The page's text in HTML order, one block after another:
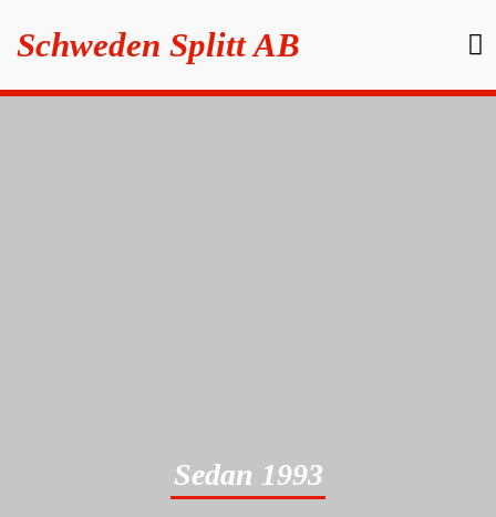
Schweden Splitt AB
Sedan 1993